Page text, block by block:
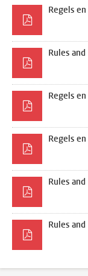
Regels
Rules
Regels
Regels
Rules
Rules